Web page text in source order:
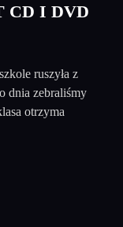
CD I DVD
ruszyła z
dnia zebraliśmy
otrzyma